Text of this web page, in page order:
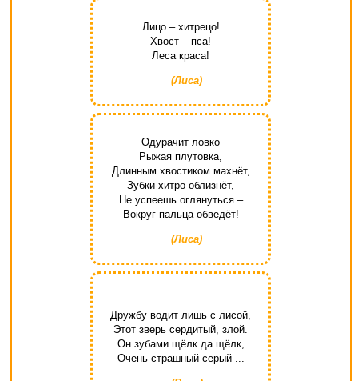
Лицо – хитрецо!
Хвост – пса!
Леса краса!
(Лиса)
Одурачит ловко
Рыжая плутовка,
Длинным хвостиком махнёт,
Зубки хитро облизнёт,
Не успеешь оглянуться –
Вокруг пальца обведёт!
(Лиса)
Дружбу водит лишь с лисой,
Этот зверь сердитый, злой.
Он зубами щёлк да щёлк,
Очень страшный серый ...